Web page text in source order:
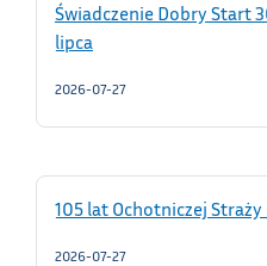
Świadczenie Dobry Start
lipca
2026-07-27
105 lat Ochotniczej
2026-07-27